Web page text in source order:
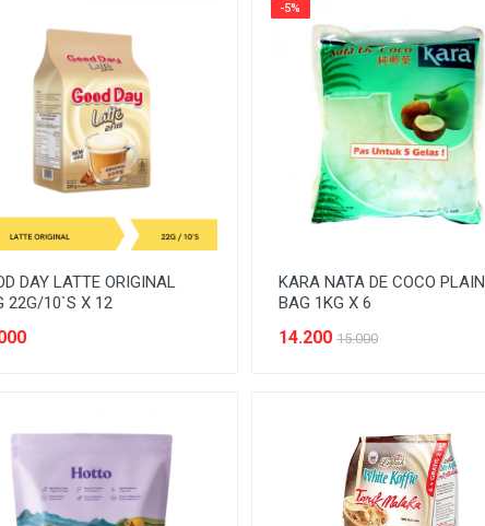
DAY LATTE ORIGINAL
22G/10`S X 12
-5%
KARA NATA DE COCO PLAIN
BAG 1KG X 6
14.200 15.000